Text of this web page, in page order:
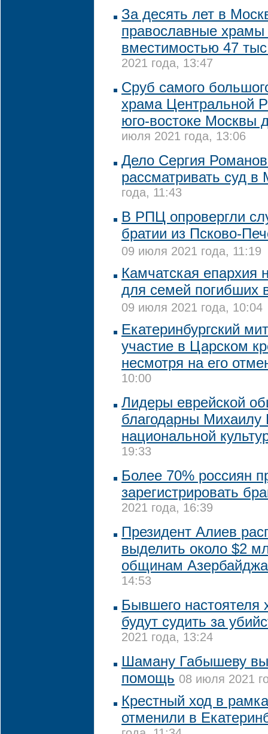
За десять лет в
православные
вместимостью 47
2021 года, 13:47
Сруб самого
храма Центральной
юго-востоке Москвы
июля 2021 года, 13:06
Дело Сергия
рассматривать суд в
года, 11:43
В РПЦ опровергли
братии из Псково-
09 июля 2021 года, 11:19
Камчатская епархия
для семей погибших
09 июля 2021 года, 10:04
Екатеринбургский
участие в Царском
несмотря на его
10:00
Лидеры еврейской
благодарны Михаилу
национальной
19:33
Более 70% россиян
зарегистрировать
2021 года, 16:39
Президент Алиев
выделить около $2
общинам
14:53
Бывшего настоятеля
будут судить за
2021 года, 13:24
Шаману Габышеву
помощь 08 июля 2021
Крестный ход в
отменили в